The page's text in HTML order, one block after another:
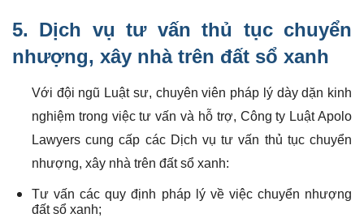
5. Dịch vụ tư vấn thủ tục chuyển
nhượng, xây nhà trên đất sổ xanh
Với đội ngũ Luật sư, chuyên viên pháp lý dày dặn kinh
nghiệm trong việc tư vấn và hỗ trợ, Công ty Luật Apolo
Lawyers cung cấp các Dịch vụ tư vấn thủ tục chuyển
nhượng, xây nhà trên đất sổ xanh:
Tư vấn các quy định pháp lý về việc chuyển nhượng
đất sổ xanh;